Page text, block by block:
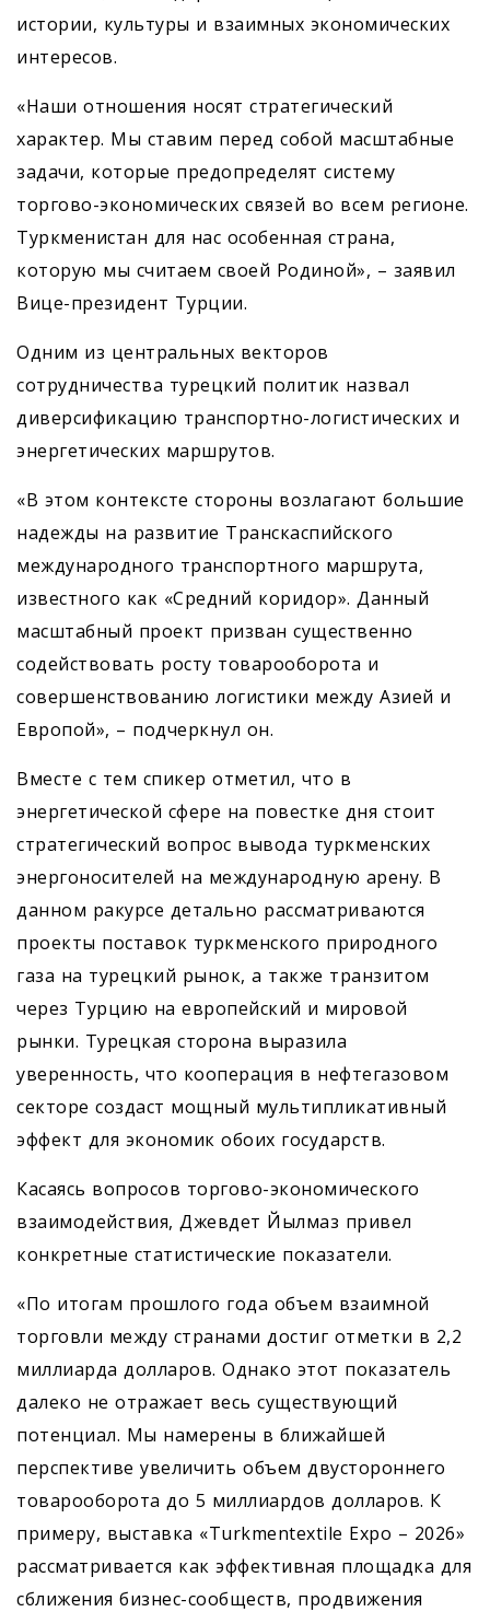
истории, культуры и взаимных экономических
интересов.
«Наши отношения носят стратегический
характер. Мы ставим перед собой масштабные
задачи, которые предопределят систему
торгово-экономических связей во всем регионе.
Туркменистан для нас особенная страна,
которую мы считаем своей Родиной», – заявил
Вице-президент Турции.
Одним из центральных векторов
сотрудничества турецкий политик назвал
диверсификацию транспортно-логистических и
энергетических маршрутов.
«В этом контексте стороны возлагают большие
надежды на развитие Транскаспийского
международного транспортного маршрута,
известного как «Средний коридор». Данный
масштабный проект призван существенно
содействовать росту товарооборота и
совершенствованию логистики между Азией и
Европой», – подчеркнул он.
Вместе с тем спикер отметил, что в
энергетической сфере на повестке дня стоит
стратегический вопрос вывода туркменских
энергоносителей на международную арену. В
данном ракурсе детально рассматриваются
проекты поставок туркменского природного
газа на турецкий рынок, а также транзитом
через Турцию на европейский и мировой
рынки. Турецкая сторона выразила
уверенность, что кооперация в нефтегазовом
секторе создаст мощный мультипликативный
эффект для экономик обоих государств.
Касаясь вопросов торгово-экономического
взаимодействия, Джевдет Йылмаз привел
конкретные статистические показатели.
«По итогам прошлого года объем взаимной
торговли между странами достиг отметки в 2,2
миллиарда долларов. Однако этот показатель
далеко не отражает весь существующий
потенциал. Мы намерены в ближайшей
перспективе увеличить объем двустороннего
товарооборота до 5 миллиардов долларов. К
примеру, выставка «Turkmentextile Expo – 2026»
рассматривается как эффективная площадка для
сближения бизнес-сообществ, продвижения